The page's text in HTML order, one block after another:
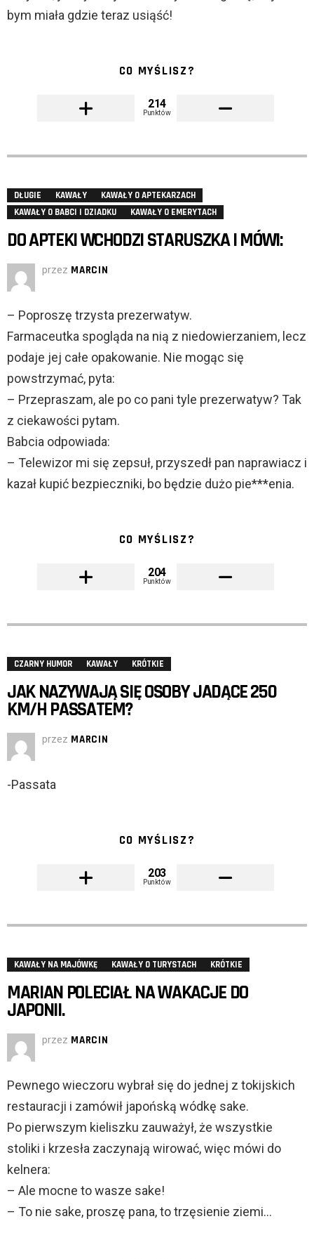
bym miała gdzie teraz usiąść!
CO MYŚLISZ?
214
Punktów
DŁUGIE KAWAŁY
KAWAŁY O APTEKARZACH
KAWAŁY O BABCI I DZIADKU
KAWAŁY O EMERYTACH
DO APTEKI WCHODZI STARUSZKA I MÓWI:
przez MARCIN
– Poproszę trzysta prezerwatyw.
Farmaceutka spogląda na nią z niedowierzaniem, lecz
podaje jej całe opakowanie. Nie mogąc się
powstrzymać, pyta:
– Przepraszam, ale po co pani tyle prezerwatyw? Tak
z ciekawości pytam.
Babcia odpowiada:
– Telewizor mi się zepsuł, przyszedł pan naprawiacz i
kazał kupić bezpieczniki, bo będzie dużo pie***enia.
CO MYŚLISZ?
204
Punktów
CZARNY HUMOR KAWAŁY KRÓTKIE
JAK NAZYWAJĄ SIĘ OSOBY JADĄCE 250
KM/H PASSATEM?
przez MARCIN
-Passata
CO MYŚLISZ?
203
Punktów
KAWAŁY NA MAJÓWKĘ KAWAŁY O TURYSTACH KRÓTKIE
MARIAN POLECIAŁ NA WAKACJE DO
JAPONII.
przez MARCIN
Pewnego wieczoru wybrał się do jednej z tokijskich
restauracji i zamówił japońską wódkę sake.
Po pierwszym kieliszku zauważył, że wszystkie
stoliki i krzesła zaczynają wirować, więc mówi do
kelnera:
– Ale mocne to wasze sake!
– To nie sake, proszę pana, to trzęsienie ziemi…